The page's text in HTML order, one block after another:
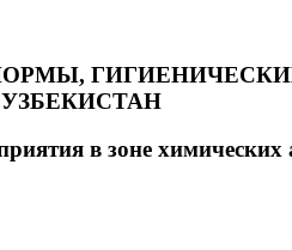
в зоне химических